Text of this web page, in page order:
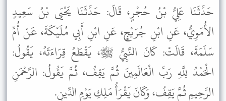
حَدَّثَنَا عَلِيُّ بْنُ حُجْرٍ، قَالَ: حَدَّثَنَا يَحْيَى بْنُ سَعِيدٍ
الأُمَوِيُّ، عَنِ ابْنِ جُرَيْجٍ، عَنِ ابْنِ أَبِي مُلَيْكَةَ، عَنْ أُمِّ
سَلَمَةَ، قَالَتْ: كَانَ النَّبِيُّ ﷺ، يَقْطَعُ قِرَاءَتَهُ، يَقُولُ:
الْحَمْدُ لِلَّهِ رَبِّ الْعَالَمِينَ ثُمَّ يَقِفُ، ثُمَّ يَقُولُ: الرَّحْمَنِ
الرَّحِيمِ ثُمَّ يَقِفُ، وَكَانَ يَقْرَأُ مَلِكِ يَوْمِ الدِّينِ.